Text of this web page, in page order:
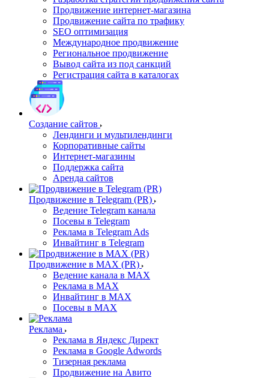
Продвижение интернет-магазина
Продвижение сайта по трафику
SEO оптимизация
Международное продвижение
Региональное продвижение
Вывод сайта из под санкций
Регистрация сайта в каталогах
Создание сайтов
Лендинги и мультилендинги
Корпоративные сайты
Интернет-магазины
Поддержка сайта
Аренда сайтов
Продвижение в Telegram (PR)
Ведение Telegram канала
Посевы в Telegram
Реклама в Telegram Ads
Инвайтинг в Telegram
Продвижение в MAX (PR)
Ведение канала в MAX
Реклама в MAX
Инвайтинг в MAX
Посевы в MAX
Реклама
Реклама в Яндекс Директ
Реклама в Google Adwords
Тизерная реклама
Продвижение на Авито